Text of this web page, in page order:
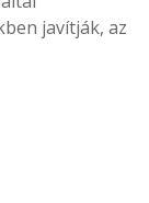
javítják, az